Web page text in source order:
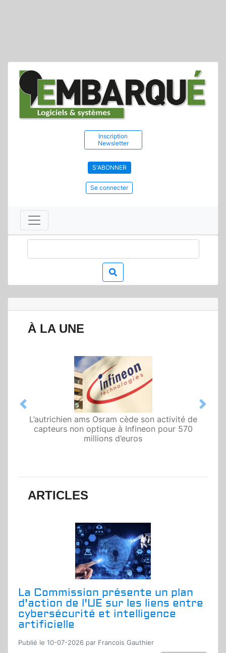
Inscription
Newsletter
S'ABONNER
Se connecter
À LA UNE
L’autrichien ams Osram cède son activité de
capteurs non optique à Infineon pour 570
millions d’euros
Qualcomm met en avant une architecture
fondée sur l’IA physique au service de robots
domestiques et humanoïdes
Previous Next
ARTICLES
La Commission présente un plan
d'action de l'UE sur les liens entre
cybersécurité et intelligence
artificielle
Publié le 10-07-2026 par Francois Gauthier